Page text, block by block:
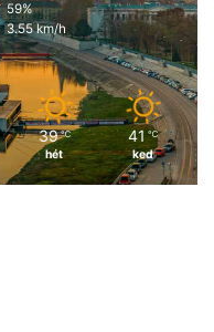
59%
3.55 km/h
39 ℃
hét
41 ℃
ked